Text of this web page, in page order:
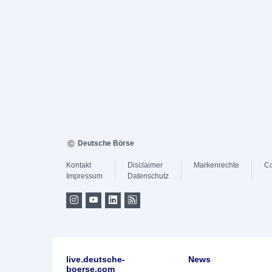
Deutsche Börse
Kontakt
Impressum
Disclaimer
Datenschutz
Markenrechte
live.deutsche-
boerse.com
News